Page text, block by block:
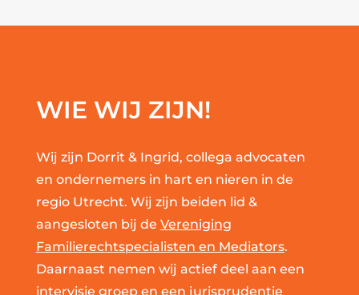
WIE WIJ ZIJN!
Wij zijn Dorrit & Ingrid, collega advocaten
en ondernemers in hart en nieren in de
regio Utrecht. Wij zijn beiden lid &
aangesloten bij de Vereniging
Familierechtspecialisten en Mediators.
Daarnaast nemen wij actief deel aan een
intervisie groep en een jurisprudentie